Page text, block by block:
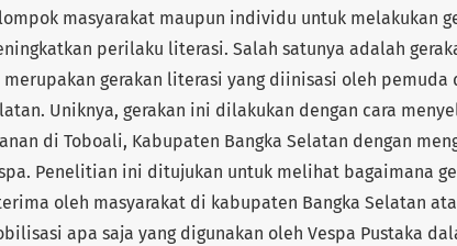
masyarakat maupun individu untuk melakukan
perilaku literasi. Salah satunya adalah
gerakan literasi yang diinisasi oleh pemuda
Uniknya, gerakan ini dilakukan dengan cara
di Toboali, Kabupaten Bangka Selatan dengan
Penelitian ini ditujukan untuk melihat bagaimana
oleh masyarakat di kabupaten Bangka Selatan
apa saja yang digunakan oleh Vespa Pustaka